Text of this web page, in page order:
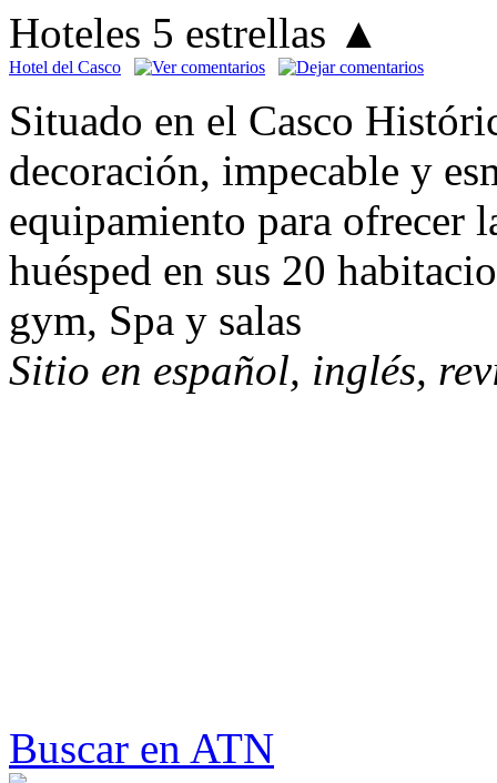
Hoteles 5 estrellas ▲
Hotel del Casco
Situado en el Casco
decoración, impecable y
equipamiento para ofrecer
huésped en sus 20
gym, Spa y salas
Sitio en español, inglés,
Buscar en ATN